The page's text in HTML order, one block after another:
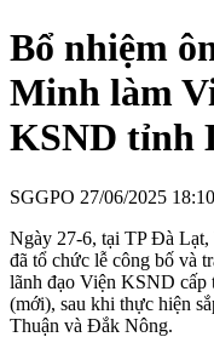
Bổ nhiệm
Minh làm
KSND tỉnh
SGGPO 27/06/2025 18:10
Ngày 27-6, tại TP Đà
đã tổ chức lễ công bố và
lãnh đạo Viện KSND
(mới), sau khi thực hiện
Thuận và Đắk Nông.